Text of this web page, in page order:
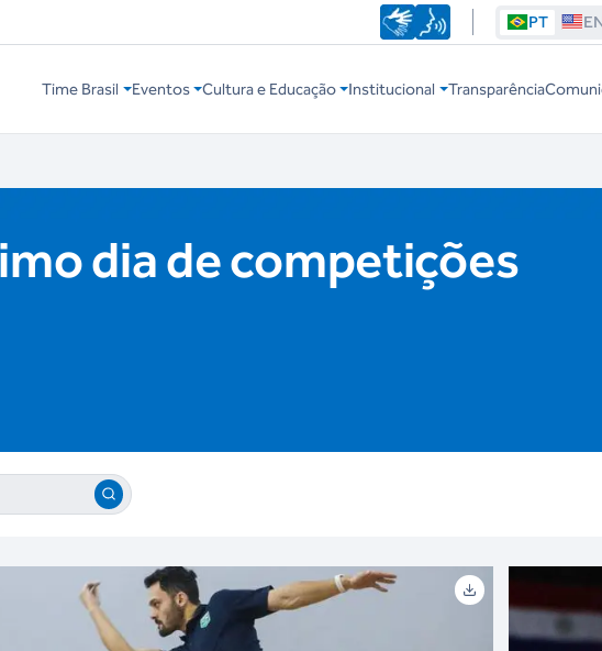
PT
Time Brasil Eventos Cultura e Educação Institucional Transparência
dia de competições